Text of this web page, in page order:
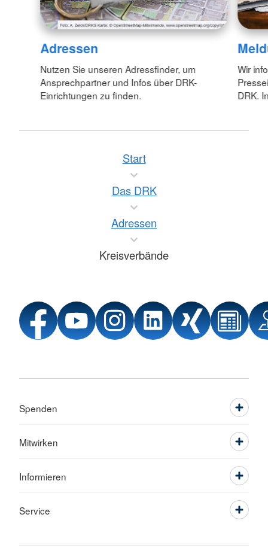
Adressen
Nutzen Sie unseren Adressfinder, um
Ansprechpartner und Infos über DRK-
Einrichtungen zu finden.
Wir
DRK.
Start
Das DRK
Adressen
Kreisverbände
Spenden
Mitwirken
Informieren
Service